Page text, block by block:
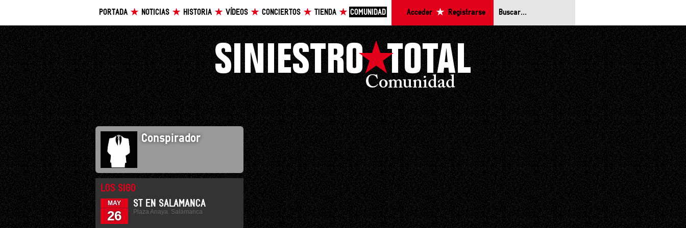
PORTADA NOTICIAS HISTORIA VÍDEOS CONCIERTOS TIENDA COMUNIDAD Acceder Registrarse
Conspirador
LOS SIGO
MAY
26
ST EN SALAMANCA
Plaza Anaya. Salamanca